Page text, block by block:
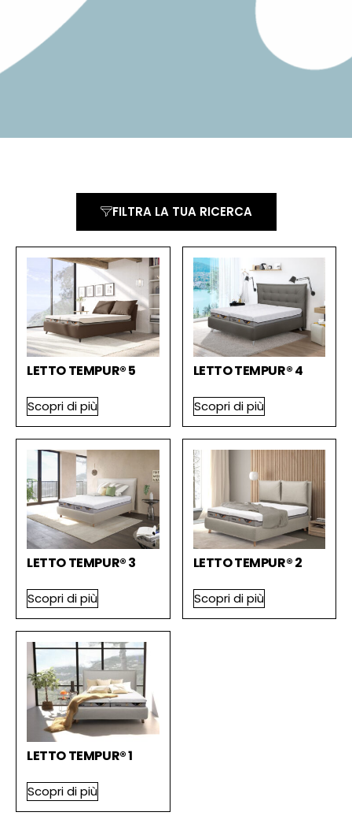
FILTRA LA TUA RICERCA
LETTO TEMPUR® 5
Scopri di più
LETTO TEMPUR® 4
Scopri di più
LETTO TEMPUR® 3
Scopri di più
LETTO TEMPUR® 2
Scopri di più
LETTO TEMPUR® 1
Scopri di più